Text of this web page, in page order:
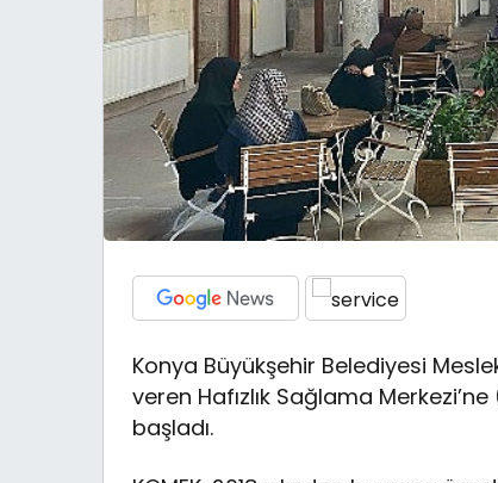
Konya Büyükşehir Belediyesi
veren Hafızlık Sağlama
başladı.